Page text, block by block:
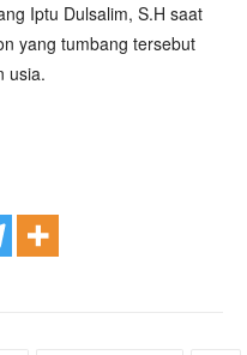
Iptu Dulsalim, S.H saat
yang tumbang tersebut
usia.